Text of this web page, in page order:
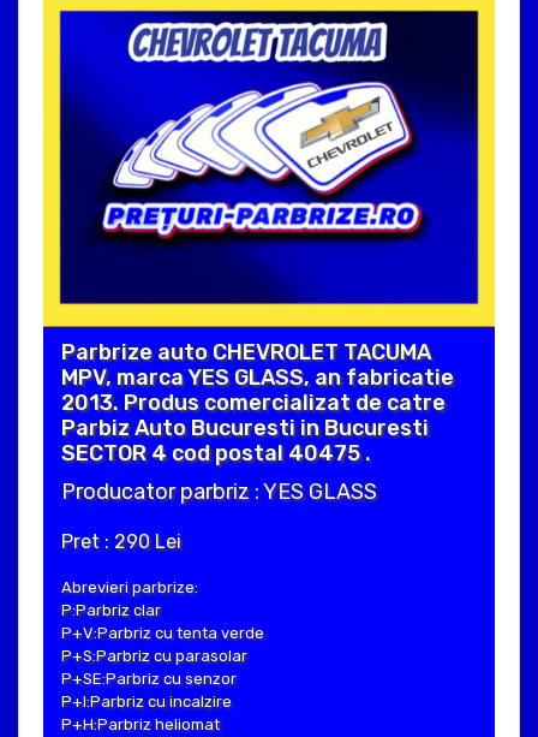
Parbrize auto CHEVROLET TACUMA
MPV, marca YES GLASS, an fabricatie
2013. Produs comercializat de catre
Parbiz Auto Bucuresti in Bucuresti
SECTOR 4 cod postal 40475 .
Producator parbriz : YES GLASS
Pret : 290 Lei
Abrevieri parbrize:
P:Parbriz clar
P+V:Parbriz cu tenta verde
P+S:Parbriz cu parasolar
P+SE:Parbriz cu senzor
P+I:Parbriz cu incalzire
P+H:Parbriz heliomat